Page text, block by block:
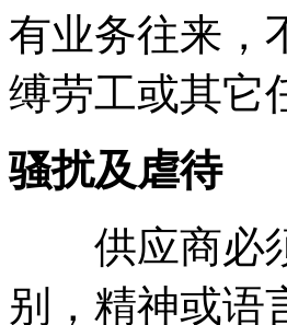
有业务往来，
缚劳工或其它
骚扰及虐待
供应商必须
别，精神或语